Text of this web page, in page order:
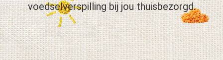
voedselverspilling bij jou thuisbezorgd.